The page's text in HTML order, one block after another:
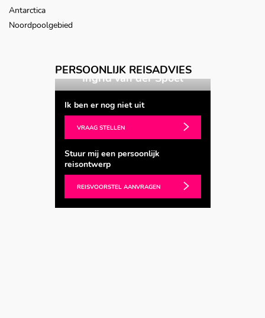
Antarctica
Noordpoolgebied
PERSOONLIJK REISADVIES
Ingrid van der Spoel
Ik ben er nog niet uit
VRAAG STELLEN
Stuur mij een persoonlijk
reisontwerp
REISVOORSTEL AANVRAGEN